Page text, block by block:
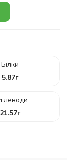
Білки
5.87г
21.57г